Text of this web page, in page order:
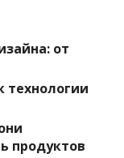
от
технологии
продуктов